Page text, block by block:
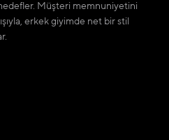
hedefler. Müşteri memnuniyetini
erkek giyimde net bir stil